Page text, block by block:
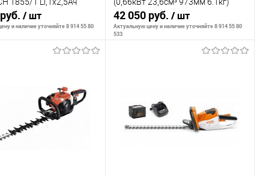
/ шт
и наличие уточняйте 8 914 55 80
42 050 руб./ шт
Актуальную цену и наличие уточняйте 8 914 55 80
533
К сравнению
В избранное
В наличии